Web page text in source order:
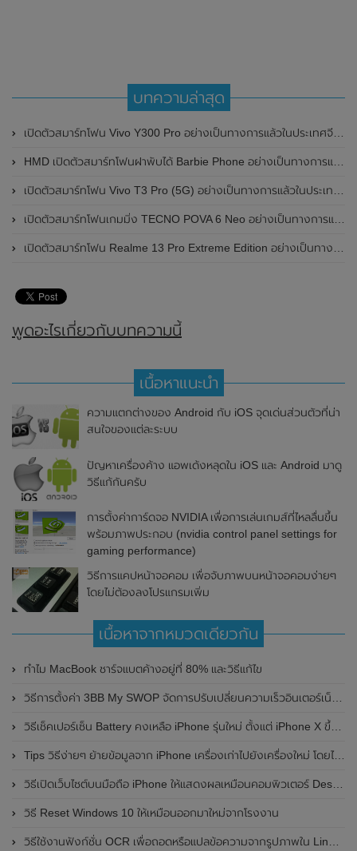
บทความล่าสุด
เปิดตัวสมาร์ทโฟน Vivo Y300 Pro อย่างเป็นทางการแล้วในประเทศจีน มาพร้อมดีไซน์พรีเมี่ยม ทนทาน และแบตเตอรี่สุดอึดขนาดใหญ่ 6,500mAh พร้อมรองรับการชาร์จไว 80W
HMD เปิดตัวสมาร์ทโฟนฝาพับได้ Barbie Phone อย่างเป็นทางการแล้ว มาพร้อมธีมสีชมพูสดใส
เปิดตัวสมาร์ทโฟน Vivo T3 Pro (5G) อย่างเป็นทางการแล้วในประเทศอินเดีย
เปิดตัวสมาร์ทโฟนเกมมิ่ง TECNO POVA 6 Neo อย่างเป็นทางการแล้วในประเทศไทย ในราคา 8,499 บาท
เปิดตัวสมาร์ทโฟน Realme 13 Pro Extreme Edition อย่างเป็นทางการแล้วในประเทศจีน
พูดอะไรเกี่ยวกับบทความนี้
เนื้อหาแนะนำ
ความแตกต่างของ Android กับ iOS จุดเด่นส่วนตัวที่น่า
สนใจของแต่ละระบบ
ปัญหาเครื่องค้าง แอพเด้งหลุดใน iOS และ Android มาดู
วิธีแก้กันครับ
การตั้งค่าการ์ดจอ NVIDIA เพื่อการเล่นเกมส์ที่ไหลลื่นขึ้น
พร้อมภาพประกอบ (nvidia control panel settings for
gaming performance)
วิธีการแคปหน้าจอคอม เพื่อจับภาพบนหน้าจอคอมง่ายๆ
โดยไม่ต้องลงโปรแกรมเพิ่ม
เนื้อหาจากหมวดเดียวกัน
ทำไม MacBook ชาร์จแบตค้างอยู่ที่ 80% และวิธีแก้ไข
วิธีการตั้งค่า 3BB My SWOP จัดการปรับเปลี่ยนความเร็วอินเตอร์เน็ต 3BB Fiber ด้วยตัวเอง
วิธีเช็คเปอร์เซ็น Battery คงเหลือ iPhone รุ่นใหม่ ตั้งแต่ iPhone X ขึ้นไป
Tips วิธีง่ายๆ ย้ายข้อมูลจาก iPhone เครื่องเก่าไปยังเครื่องใหม่ โดยไม่ผ่านคอมพิวเตอร์
วิธีเปิดเว็บไซต์บนมือถือ iPhone ให้แสดงผลเหมือนคอมพิวเตอร์ Desktop
วิธี Reset Windows 10 ให้เหมือนออกมาใหม่จากโรงงาน
วิธีใช้งานฟังก์ชั่น OCR เพื่อถอดหรือแปลข้อความจากรูปภาพใน Line PC